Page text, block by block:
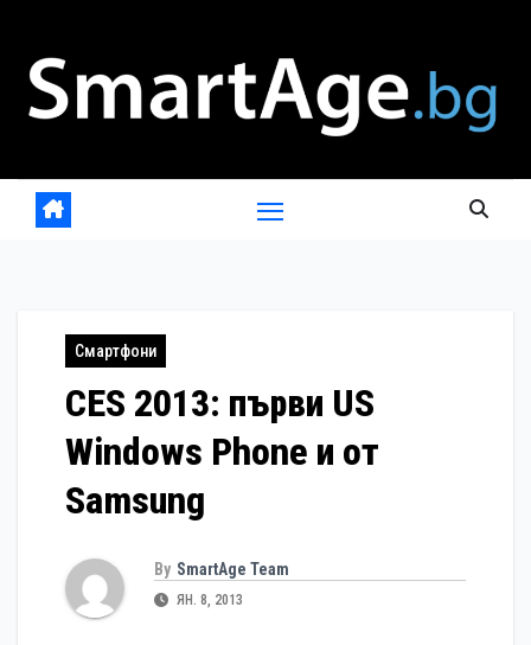
content
Смартфони
CES 2013: първи US
Windows Phone и от
Samsung
By SmartAge Team
ЯН. 8, 2013